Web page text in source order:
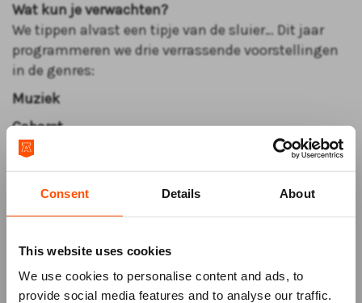
Consent Details About
This website uses cookies
We use cookies to personalise content and ads, to
provide social media features and to analyse our traffic.
Wat kun je verwachten?
We tippen alvast een tipje van de sluier… Dit jaar
programmeren we drie verrassende voorstellingen
in de genres:
Muziek
Cabaret
Dans
programma staan, maken we in november bekend.
niet te missen.
Zet het alvast in je agenda en blijf op de hoogte!
Wil je als eerste weten welke voorstellingen je kunt